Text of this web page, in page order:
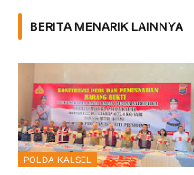
BERITA MENARIK LAINNYA
POLDA KALSEL